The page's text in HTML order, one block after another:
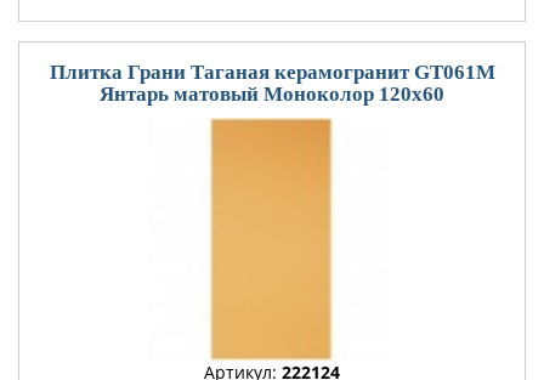
Плитка Грани Таганая керамогранит GT061М
Янтарь матовый Моноколор 120x60
Артикул: 222124